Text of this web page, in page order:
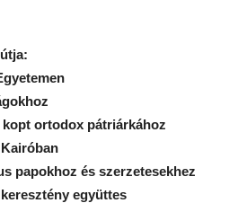
kopt ortodox pátriárkához
papokhoz és szerzetesekhez
együttes